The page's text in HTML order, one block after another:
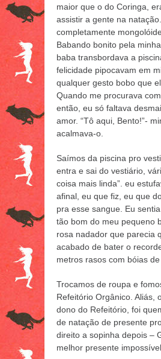
maior que o do Coringa,
assistir a gente na
completamente
Babando bonito pela
baba transbordava a
felicidade pipocavam em
qualquer gesto bobo que
Quando me procurava
então, eu só faltava
amor. “Tô aqui, Bento!”-
acalmava-o.
Saímos da piscina pro
entra e sai do vestiário,
coisa mais linda”. eu
afinal, eu que fiz, eu que
pra esse sangue. Eu
tão bom do meu pequeno
rosa nadador que parecia
acabado de bater o
metros rasos com bóias
Trocamos de roupa e
Refeitório Orgânico. Aliás,
dono do Refeitório, foi
de natação de presente
direito a sopinha depois –
melhor presente